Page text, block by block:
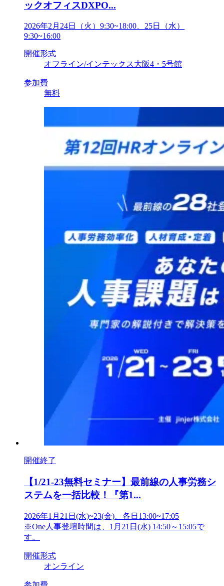
ックオフィスDXPO...
2026年2月24日（火）9:30~18:00、25日（水）
9:30~16:00
開催形式
オフライン/インテックス大阪4・5号館
参加費
無料
開催終了
【1/21-23無料セミナー】最前線の人事労務シ
ステムを一括比較！『第1...
2026年1月21日(水)~23(金)、各日13:00~17:05
※One人事登壇時間は、1月21日(水) 14:50～15:05で
す。
開催形式
オンライン